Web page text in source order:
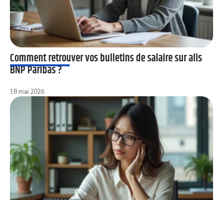
Comment retrouver vos bulletins de salaire sur alis
BNP Paribas ?
18 mai 2026